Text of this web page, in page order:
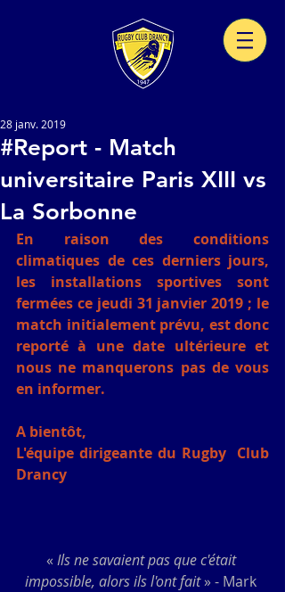
#Report - Match
universitaire Paris XIII vs
La Sorbonne
28 janv. 2019
En raison des conditions
climatiques de ces derniers jours,
les installations sportives sont
fermées ce jeudi 31 janvier 2019 ; le
match initialement prévu, est donc
reporté à une date ultérieure et
nous ne manquerons pas de vous
en informer.
A bientôt,
L'équipe dirigeante du Rugby  Club
Drancy
« Ils ne savaient pas que c'était
impossible, alors ils l'ont fait » - Mark